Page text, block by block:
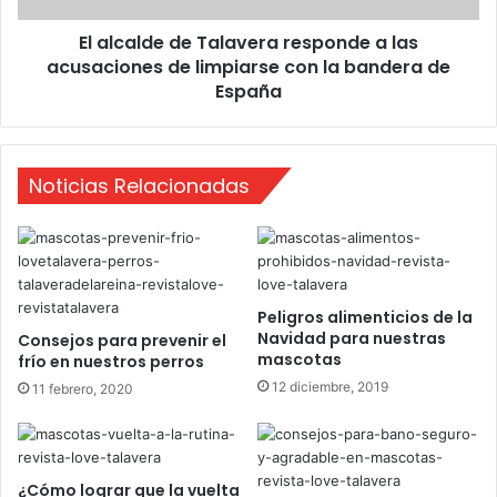
n
T
a
l
a
v
e
r
a
a
e
s
e
e
r
p
o
n
e
a
El alcalde de Talavera responde a las
acusaciones de limpiarse con la bandera de
España
Noticias Relacionadas
Consejos para prevenir el
frío en nuestros perros
11 febrero, 2020
Peligros alimenticios de la
Navidad para nuestras
mascotas
12 diciembre, 2019
¿Cómo lograr que la vuelta